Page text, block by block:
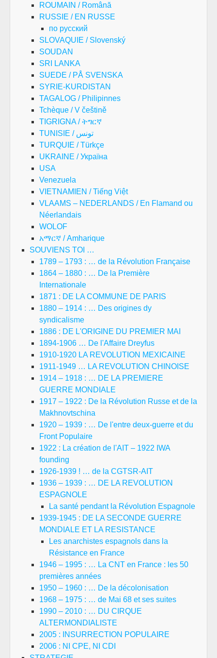
ROUMAIN / Română
RUSSIE / EN RUSSE
по русский
SLOVAQUIE / Slovenský
SOUDAN
SRI LANKA
SUEDE / PÅ SVENSKA
SYRIE-KURDISTAN
TAGALOG / Philipinnes
Tchèque / V češtině
TIGRIGNA / ትግርኛ
TUNISIE / تونس
TURQUIE / Türkçe
UKRAINE / Україна
USA
Venezuela
VIETNAMIEN / Tiếng Việt
VLAAMS – NEDERLANDS / En Flamand ou
Néerlandais
WOLOF
አማርኛ / Amharique
SOUVIENS TOI …
1789 – 1793 : … de la Révolution Française
1864 – 1880 : … De la Première
Internationale
1871 : DE LA COMMUNE DE PARIS
1880 – 1914 : … Des origines dy
syndicalisme
1886 : DE L'ORIGINE DU PREMIER MAI
1894-1906 … De l'Affaire Dreyfus
1910-1920 LA REVOLUTION MEXICAINE
1911-1949 … LA REVOLUTION CHINOISE
1914 – 1918 : … DE LA PREMIERE
GUERRE MONDIALE
1917 – 1922 : De la Révolution Russe et de la
Makhnovtschina
1920 – 1939 : … De l'entre deux-guerre et du
Front Populaire
1922 : La création de l'AIT – 1922 IWA
founding
1926-1939 ! … de la CGTSR-AIT
1936 – 1939 : … DE LA REVOLUTION
ESPAGNOLE
La santé pendant la Révolution Espagnole
1939-1945 : DE LA SECONDE GUERRE
MONDIALE ET LA RESISTANCE
Les anarchistes espagnols dans la
Résistance en France
1946 – 1995 : … La CNT en France : les 50
premières années
1950 – 1960 : … De la décolonisation
1968 – 1975 : … de Mai 68 et ses suites
1990 – 2010 : … DU CIRQUE
ALTERMONDIALISTE
2005 : INSURRECTION POPULAIRE
2006 : NI CPE, NI CDI